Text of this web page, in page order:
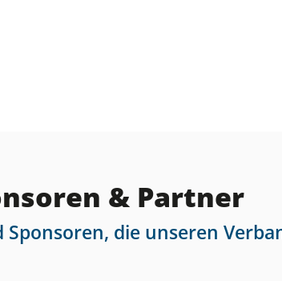
& Partner
Sponsoren, die unseren